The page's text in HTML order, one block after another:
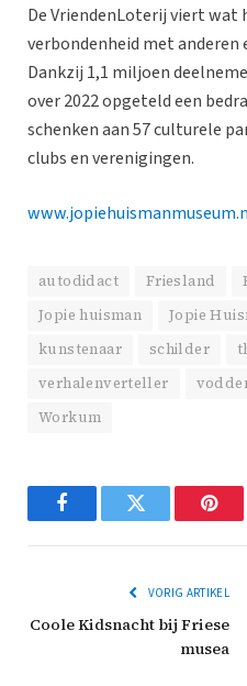
De VriendenLoterij viert wat
verbondenheid met anderen
Dankzij 1,1 miljoen
over 2022 opgeteld een
schenken aan 57 culturele
clubs en verenigingen.
autodidact Friesland
Jopie huisman
Jopie
kunstenaar
schilder
verhalenverteller
Workum
FacebookTwitter
VORIG ARTIKEL
Coole Kidsnacht bij Friese
musea